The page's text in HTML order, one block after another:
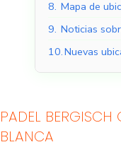
8. Mapa de
9. Noticias
10.Nuevas
PADEL
BLANCA